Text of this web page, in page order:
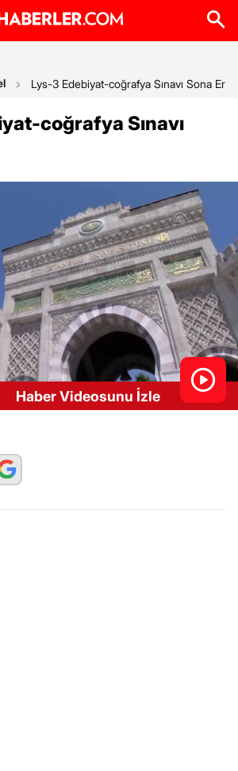
Lys-3 Edebiyat-coğrafya Sınavı Sona Erdi
coğrafya Sınavı
Haber Videosunu İzle